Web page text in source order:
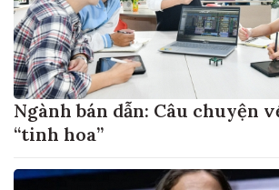
Ngành bán dẫn: Câu chuyện
“tinh hoa”